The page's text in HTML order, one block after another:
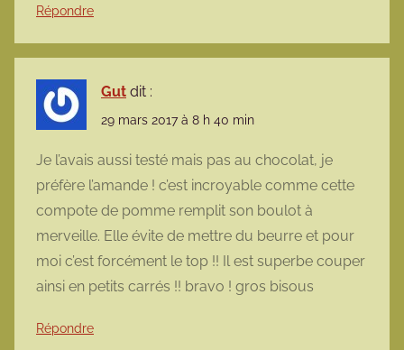
Répondre
Gut dit :
29 mars 2017 à 8 h 40 min
Je l’avais aussi testé mais pas au chocolat, je
préfère l’amande ! c’est incroyable comme cette
compote de pomme remplit son boulot à
merveille. Elle évite de mettre du beurre et pour
moi c’est forcément le top !! Il est superbe couper
ainsi en petits carrés !! bravo ! gros bisous
Répondre